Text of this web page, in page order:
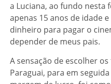
a Luciana, ao fundo nesta
apenas 15 anos de idade
dinheiro para pagar o
depender de meus pais.
A sensação de escolher
Paraguai, para em